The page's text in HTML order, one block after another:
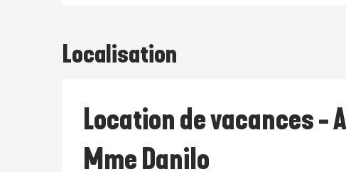
Localisation
Location de vacances -
Mme Danilo